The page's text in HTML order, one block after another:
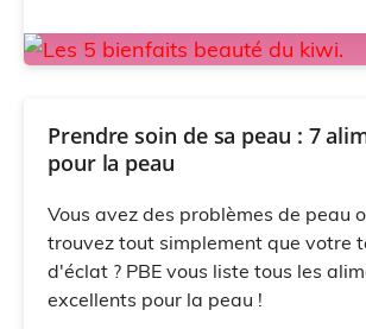
Prendre soin de sa peau : 7
pour la peau
Vous avez des problèmes de peau
trouvez tout simplement que votre
d'éclat ? PBE vous liste tous les
excellents pour la peau !